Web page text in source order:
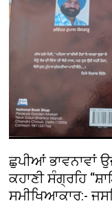
ਛੁਪੀਆਂ ਭਾਵਨਾਵਾਂ
ਕਹਾਣੀ ਸੰਗ੍ਰਹਿ
ਸਮੀਖਿਆਕਾਰ:-